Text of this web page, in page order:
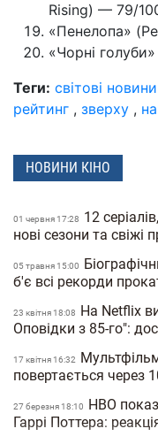
Rising) — 79/
«Пенелопа»
«Чорні
Теги: світові новини
рейтинг , зверху ,
НОВИНИ КІНО
01 червня 17:28
12
нові сезони та свіжі
05 травня 15:00
б'є всі рекорди
23 квiтня 18:08
На Netflix
Оповідки з 85-го":
17 квiтня 16:32
повертається через
27 березня 18:10
HBO
Гаррі Поттера: